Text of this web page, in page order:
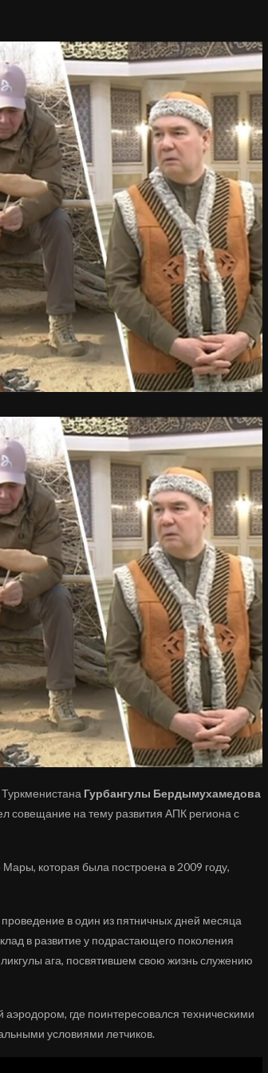
Гурбангулы Бердымухамедова
совещание на тему развития АПК региона с
Мары, которая была построена в 2009 году,
в один из пятничных дней месяца
в развитие у подрастающего поколения
ага, посвятившем свою жизнь служению
аэродором, где поинтересовался техническими
условиями летчиков.